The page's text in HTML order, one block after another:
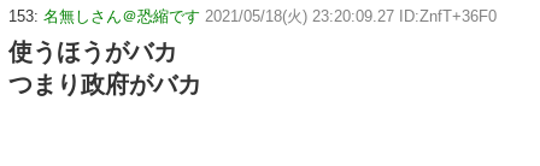
153: 名無しさん＠恐縮です 2021/05/18(火) 23:20:09.27 ID:ZnfT+36F0
使うほうがバカ
つまり政府がバカ